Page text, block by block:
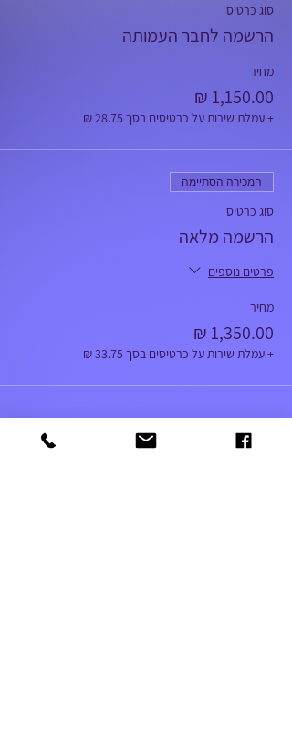
סוג כרטיס
הרשמה לחבר העמותה
מחיר
+ עמלת שירות על כרטיסים בסך ‏28.75 ‏₪
המכירה הסתיימה
סוג כרטיס
הרשמה מלאה
פרטים נוספים
מחיר
+ עמלת שירות על כרטיסים בסך ‏33.75 ‏₪